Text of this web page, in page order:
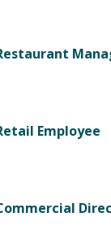
Employee